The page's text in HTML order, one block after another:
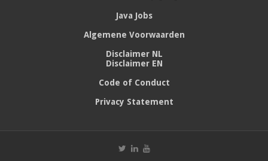
Java Jobs
Algemene Voorwaarden
Disclaimer NL
Disclaimer EN
Code of Conduct
Privacy Statement